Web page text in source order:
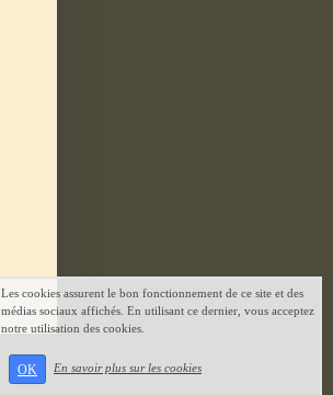
Les cookies assurent le bon fonctionnement de ce site et des
médias sociaux affichés. En utilisant ce dernier, vous acceptez
notre utilisation des cookies.
OK En savoir plus sur les cookies